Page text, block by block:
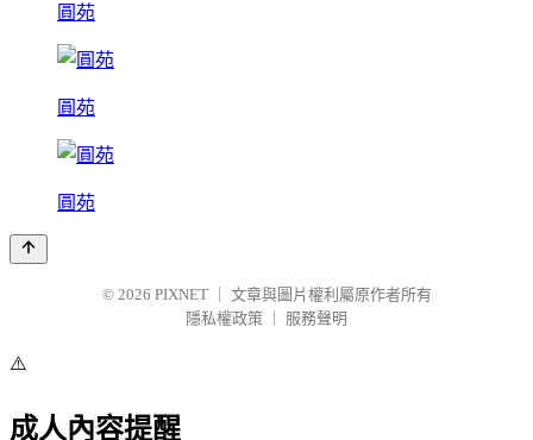
圓苑
圓苑
圓苑
© 2026 PIXNET
文章與圖片權利屬原作者所有
隱私權政策
服務聲明
⚠️
成人內容提醒